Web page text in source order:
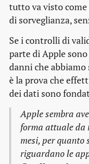
tutto va visto come
di sorveglianza,
Se i controlli di
parte di Apple
danni che
è la prova che
dei dati sono
Apple sembra
forma attuale da
mesi, per quanto
riguardano le